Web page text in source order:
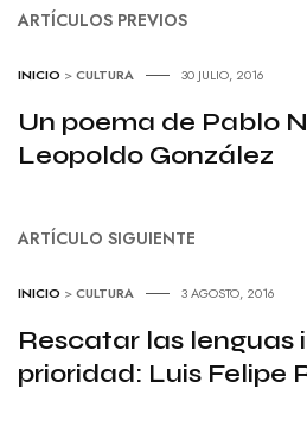
ARTÍCULOS PREVIOS
INICIO >CULTURA 30 JULIO, 2016
Un poema de Pablo
Leopoldo González
ARTÍCULO SIGUIENTE
INICIO >CULTURA 3 AGOSTO, 2016
Rescatar las lenguas
prioridad: Luis Felipe